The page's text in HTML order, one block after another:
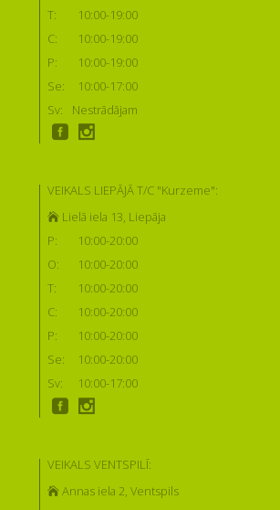
T:
10:00-19:00
C:
10:00-19:00
P:
10:00-19:00
Se:
10:00-17:00
Sv:
Nestrādājam
VEIKALS LIEPĀJĀ T/C "Kurzeme":
Lielā iela 13, Liepāja
P:
10:00-20:00
O:
10:00-20:00
T:
10:00-20:00
C:
10:00-20:00
P:
10:00-20:00
Se:
10:00-20:00
Sv:
10:00-17:00
VEIKALS VENTSPILĪ:
Annas iela 2, Ventspils